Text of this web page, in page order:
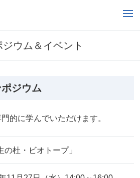
ウム＆イベント
ジウム
的に学んでいただけます。
の杜・ビオトープ」